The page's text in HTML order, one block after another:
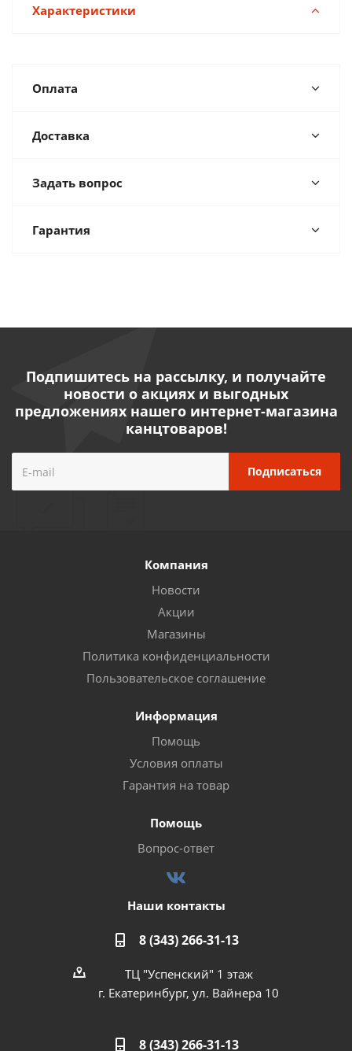
Характеристики
Оплата
Доставка
Задать вопрос
Гарантия
Подпишитесь на рассылку, и получайте
новости о акциях и выгодных
предложениях нашего интернет-магазина
канцтоваров!
Компания
Новости
Акции
Магазины
Политика конфиденциальности
Пользовательское соглашение
Информация
Помощь
Условия оплаты
Гарантия на товар
Помощь
Вопрос-ответ
Наши контакты
8 (343) 266-31-13
ТЦ "Успенский" 1 этаж
г. Екатеринбург, ул. Вайнера 10
8 (343) 266-31-13